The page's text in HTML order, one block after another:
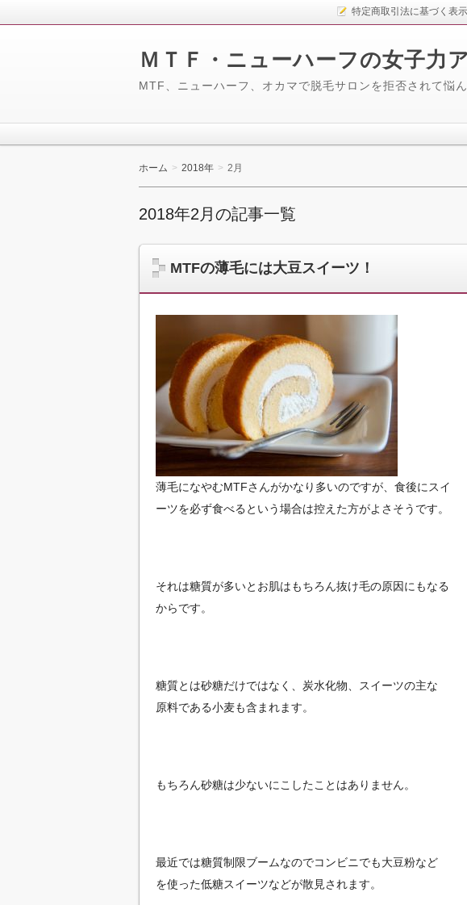
特定商取引法に基づく表示
ＭＴＦ・ニューハーフの女子力
MTF、ニューハーフ、オカマで脱毛サロンを拒否されて悩
ホーム 2018年 2月
2018年2月の記事一覧
MTFの薄毛には大豆スイーツ！
薄毛になやむMTFさんがかなり多いのですが、食後にスイ
ーツを必ず食べるという場合は控えた方がよさそうです。
それは糖質が多いとお肌はもちろん抜け毛の原因にもなる
からです。
糖質とは砂糖だけではなく、炭水化物、スイーツの主な
原料である小麦も含まれます。
もちろん砂糖は少ないにこしたことはありません。
最近では糖質制限ブームなのでコンビニでも大豆粉など
を使った低糖スイーツなどが散見されます。